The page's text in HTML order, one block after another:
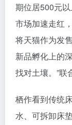
期位居500元
市场加速走红
将天猫作为发
新品孵化上的
找对土壤。”联
栖作看到传统
水、可拆卸床